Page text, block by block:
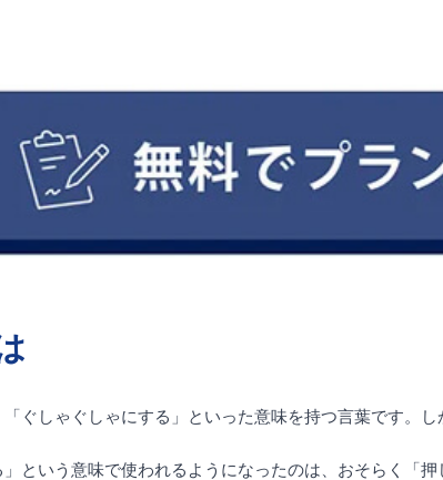
ぐしゃぐしゃにする」といった意味を持つ言葉です。
」という意味で使われるようになったのは、おそらく「